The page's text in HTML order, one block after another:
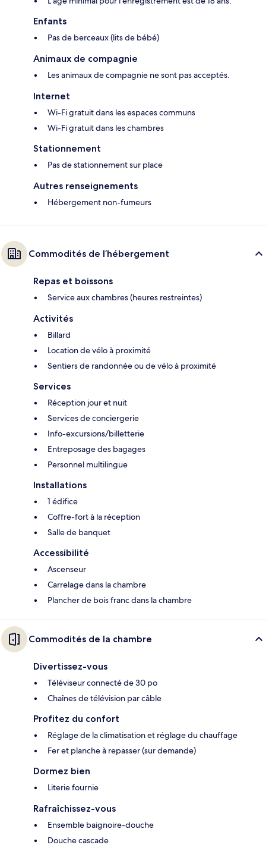
Enfants
Pas de berceaux (lits de bébé)
Animaux de compagnie
Les animaux de compagnie ne sont pas acceptés.
Internet
Wi-Fi gratuit dans les espaces communs
Wi-Fi gratuit dans les chambres
Stationnement
Pas de stationnement sur place
Autres renseignements
Hébergement non-fumeurs
Commodités de l’hébergement
Repas et boissons
Service aux chambres (heures restreintes)
Activités
Billard
Location de vélo à proximité
Sentiers de randonnée ou de vélo à proximité
Services
Réception jour et nuit
Services de conciergerie
Info-excursions/billetterie
Entreposage des bagages
Personnel multilingue
Installations
1 édifice
Coffre-fort à la réception
Salle de banquet
Accessibilité
Ascenseur
Carrelage dans la chambre
Plancher de bois franc dans la chambre
Commodités de la chambre
Divertissez-vous
Téléviseur connecté de 30 po
Chaînes de télévision par câble
Profitez du confort
Réglage de la climatisation et réglage du chauffage
Fer et planche à repasser (sur demande)
Dormez bien
Literie fournie
Rafraîchissez-vous
Ensemble baignoire-douche
Douche cascade